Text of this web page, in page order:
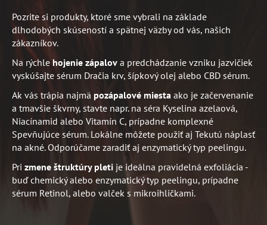
Pozrite si produkty, ktoré sme vybrali na základe
dlhodobých skúseností a spätnej väzby od vás, našich
zákazníkov.
Na rýchle hojenie zápalov a predchádzanie vzniku jazvičiek
vyskúšajte sérum Dračia krv, šípkový olej alebo CBD sérum.
Ak vás trápia najmä pozápalové miesta ako je začervenanie
a tmavšie škvrny, stavte napr. na séra Kyselina azelaová,
Niacínamid alebo Vitamín C, prípadne komplexné
Spevňujúce sérum. Lokálne môžete použiť aj Tekutú náplasť
na akné. Odporúčame zaradiť aj enzymatický typ peelingu.
Pri zmene štruktúry pleti je ideálna pravidelná exfoliácia -
buď chemický alebo enzymatický typ peelingu, prípadne
sérum Retinol, alebo valček s mikroihličkami.